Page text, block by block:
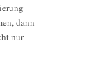
dann
nur